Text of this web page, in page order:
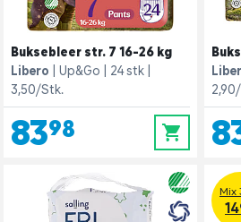
Buksebleer str. 7 16-26 kg
Libero
Up&Go
24 stk
3,50/Stk.
83,98 0
Mix